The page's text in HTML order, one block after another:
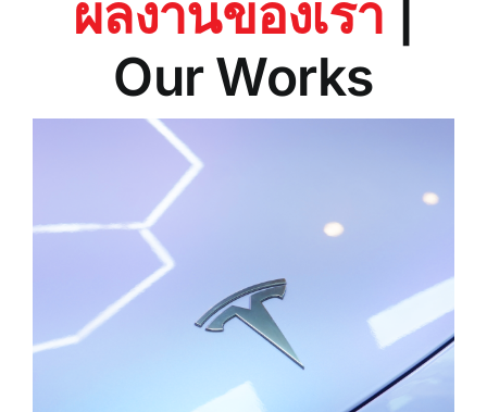
ผลงานของเรา
Our Works